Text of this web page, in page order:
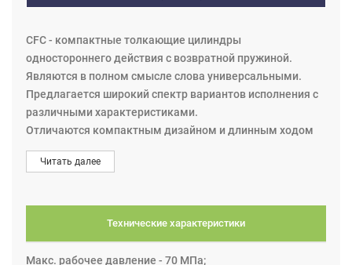
CFC - компактные толкающие цилиндры
одностороннего действия с возвратной пружиной.
Являются в полном смысле слова универсальными.
Предлагается широкий спектр вариантов исполнения с
различными характеристиками.
Отличаются компактным дизайном и длинным ходом
штока. Конструкция обеспечивает небольшие
установочные размеры.
штоком поршня;
принадлежностями NIKE;
Читать далее
Технические характеристики
Макс. рабочее давление - 70 МПа;